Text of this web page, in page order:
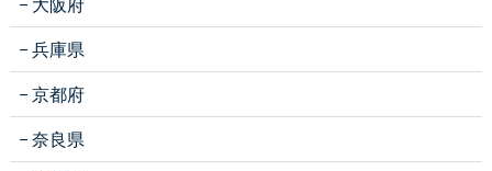
兵庫県
京都府
奈良県